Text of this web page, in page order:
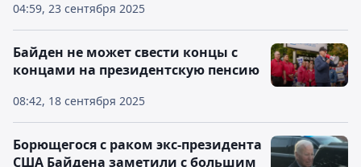
04:59, 23 сентября 2025
08:42, 18 сентября 2025
Байден не может свести концы с
концами на президентскую пенсию
Борющегося с раком экс-президента
США Байдена заметили с большим